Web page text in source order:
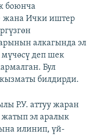
боюнча
жана Ички иштер
алкагында эл
деп шек
Бул
билдирди.
Р.У. аттуу жаран
эл аралык
илинип, үй-